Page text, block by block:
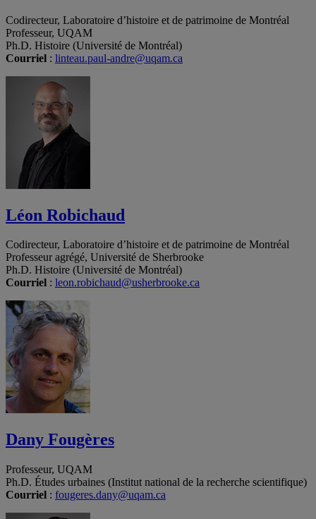
Codirecteur, Laboratoire d’histoire et de patrimoine de Montréal
Professeur, UQAM
Ph.D. Histoire (Université de Montréal)
Courriel : linteau.paul-andre@uqam.ca
Léon Robichaud
Codirecteur, Laboratoire d’histoire et de patrimoine de Montréal
Professeur agrégé, Université de Sherbrooke
Ph.D. Histoire (Université de Montréal)
Courriel : leon.robichaud@usherbrooke.ca
Dany Fougères
Professeur, UQAM
Ph.D. Études urbaines (Institut national de la recherche scientifique)
Courriel : fougeres.dany@uqam.ca